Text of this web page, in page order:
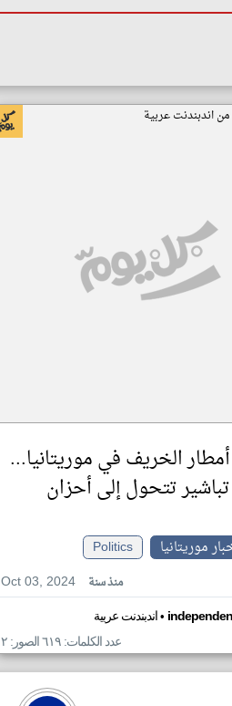
من اندبندنت عربية
أمطار الخريف في موريتانيا...
تباشير تتحول إلى أحزان
موريتانيا
Politics
Oct 03, 2024
منذ سنة
اندبندنت عربية•
عدد الكلمات: ٦١٩ الصور: ٢